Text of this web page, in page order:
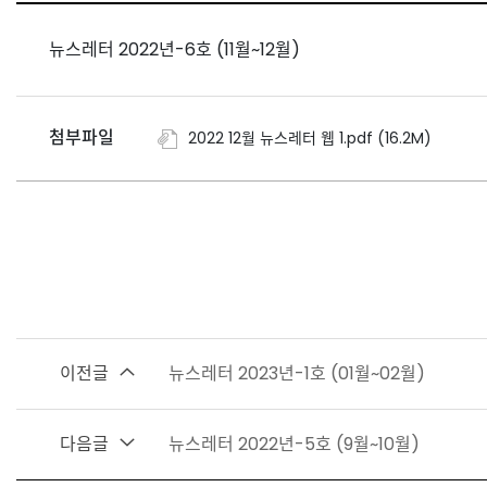
뉴스레터 2022년-6호 (11월~12월)
첨부파일 2022 12월 뉴스레터 웹 1.pdf (16.2M)
이전글 뉴스레터 2023년-1호 (01월~02월)
다음글 뉴스레터 2022년-5호 (9월~10월)